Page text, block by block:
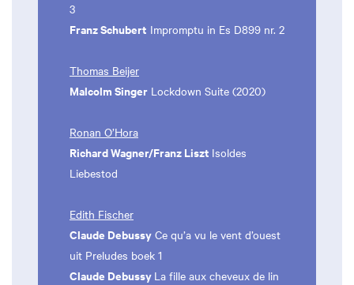
3
Franz Schubert Impromptu in Es D899 nr. 2
Thomas Beijer
Malcolm Singer Lockdown Suite (2020)
Ronan O’Hora
Richard Wagner/Franz Liszt Isoldes
Liebestod
Edith Fischer
Claude Debussy Ce qu’a vu le vent d’ouest
uit Preludes boek 1
Claude Debussy La fille aux cheveux de lin